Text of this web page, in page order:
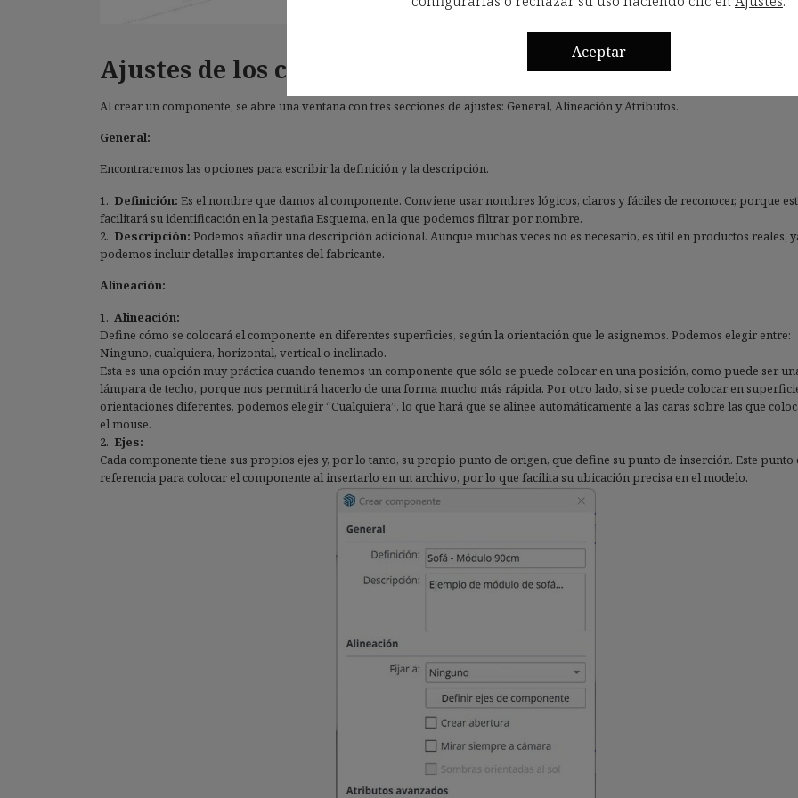
Ajustes de los componentes
Al crear un componente, se abre una ventana con tres secciones de ajustes: General, Alineación y Atributos.
General:
Encontraremos las opciones para escribir la definición y la descripción.
Definición: Es el nombre que damos al componente. Conviene usar nombres lógicos, claros y fáciles de reconocer, porque
facilitará su identificación en la pestaña Esquema, en la que podemos filtrar por nombre.
Descripción: Podemos añadir una descripción adicional. Aunque muchas veces no es necesario, es útil en productos reales,
podemos incluir detalles importantes del fabricante.
Alineación:
Alineación:
Define cómo se colocará el componente en diferentes superficies, según la orientación que le asignemos. Podemos elegir entre:
Ninguno, cualquiera, horizontal, vertical o inclinado.
Esta es una opción muy práctica cuando tenemos un componente que sólo se puede colocar en una posición, como puede ser
lámpara de techo, porque nos permitirá hacerlo de una forma mucho más rápida. Por otro lado, si se puede colocar en
orientaciones diferentes, podemos elegir “Cualquiera”, lo que hará que se alinee automáticamente a las caras sobre las que
el mouse.
Ejes:
Cada componente tiene sus propios ejes y, por lo tanto, su propio punto de origen, que define su punto de inserción. Este punto
referencia para colocar el componente al insertarlo en un archivo, por lo que facilita su ubicación precisa en el modelo.
Aceptar